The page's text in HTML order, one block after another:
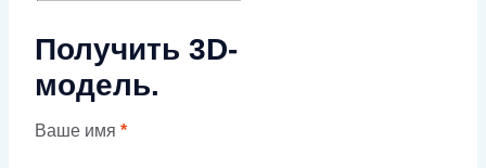
Получить 3D-
модель.
Ваше имя *